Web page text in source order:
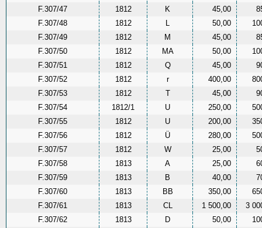
F.307/47
1812 K 45,00
F.307/48
1812 L 50,00
F.307/49
1812 M 45,00
F.307/50
1812 MA 50,00
F.307/51
1812 Q 45,00
F.307/52
1812 r 400,00
F.307/53
1812 T 45,00
F.307/54
1812/1 U 250,00
F.307/55
1812 U 200,00
F.307/56
1812 Ü 280,00
F.307/57
1812 W 25,00
F.307/58
1813 A 25,00
F.307/59
1813 B 40,00
F.307/60
1813 BB 350,00
F.307/61
1813 CL 1 500,00
3
F.307/62
1813 D 50,00